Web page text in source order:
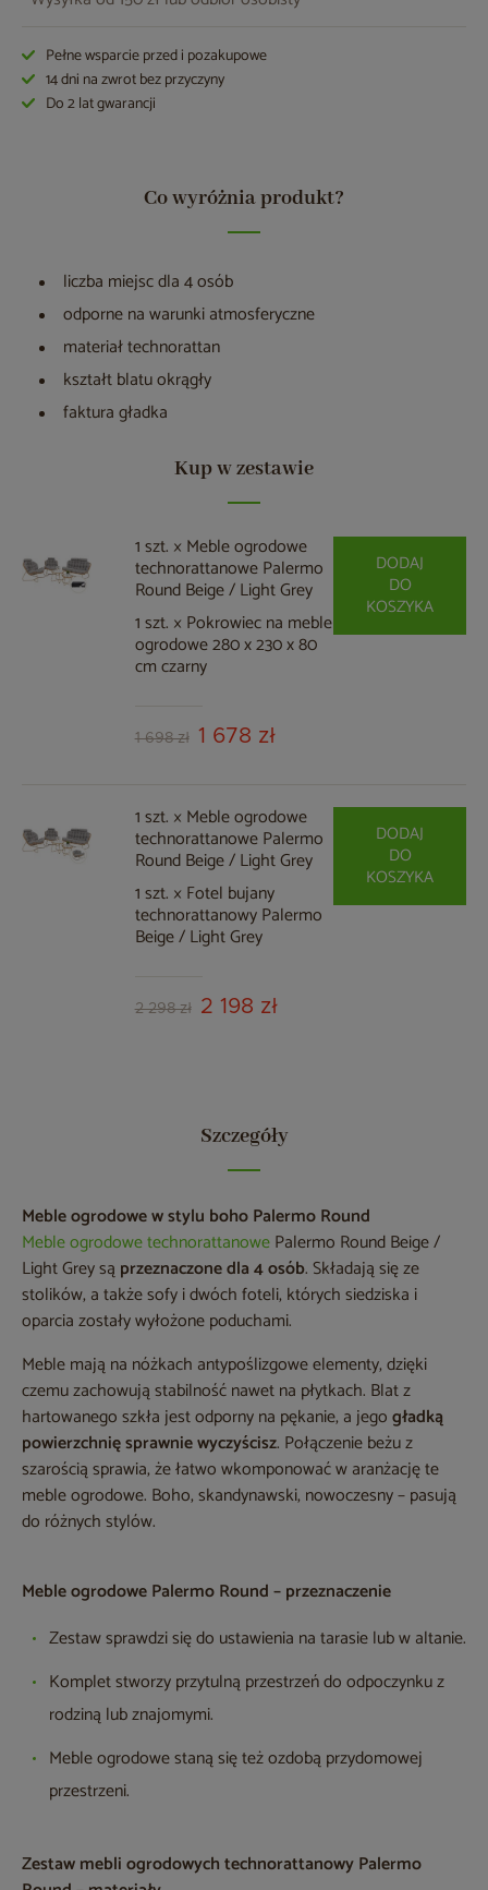
Pełne wsparcie przed i pozakupowe
14 dni na zwrot bez przyczyny
Do 2 lat gwarancji
Co wyróżnia produkt?
liczba miejsc dla 4 osób
odporne na warunki atmosferyczne
materiał technorattan
kształt blatu okrągły
faktura gładka
Kup w zestawie
1 szt. × Meble ogrodowe
technorattanowe Palermo
Round Beige / Light Grey
1 szt. × Pokrowiec na meble
ogrodowe 280 x 230 x 80
cm czarny
1 698 zł 1 678 zł
DODAJ
DO
KOSZYKA
1 szt. × Meble ogrodowe
technorattanowe Palermo
Round Beige / Light Grey
1 szt. × Fotel bujany
technorattanowy Palermo
Beige / Light Grey
2 298 zł 2 198 zł
DODAJ
DO
KOSZYKA
Szczegóły
Meble ogrodowe w stylu boho Palermo Round
Meble ogrodowe technorattanowePalermo Round Beige /
Light Grey sąprzeznaczone dla 4 osób. Składają się ze
stolików, a także sofy i dwóch foteli, których siedziska i
oparcia zostały wyłożone poduchami.
Meble mają na nóżkach antypoślizgowe elementy, dzięki
czemu zachowują stabilność nawet na płytkach. Blat z
hartowanego szkła jest odporny na pękanie, a jegogładką
powierzchnię sprawnie wyczyścisz. Połączenie beżu z
szarością sprawia, że łatwo wkomponować w aranżację te
meble ogrodowe. Boho, skandynawski, nowoczesny – pasują
do różnych stylów.
Meble ogrodowe Palermo Round – przeznaczenie
Zestaw sprawdzi się do ustawienia na tarasie lub w altanie.
Komplet stworzy przytulną przestrzeń do odpoczynku z
rodziną lub znajomymi.
Meble ogrodowe staną się też ozdobą przydomowej
przestrzeni.
Zestaw mebli ogrodowych technorattanowy Palermo